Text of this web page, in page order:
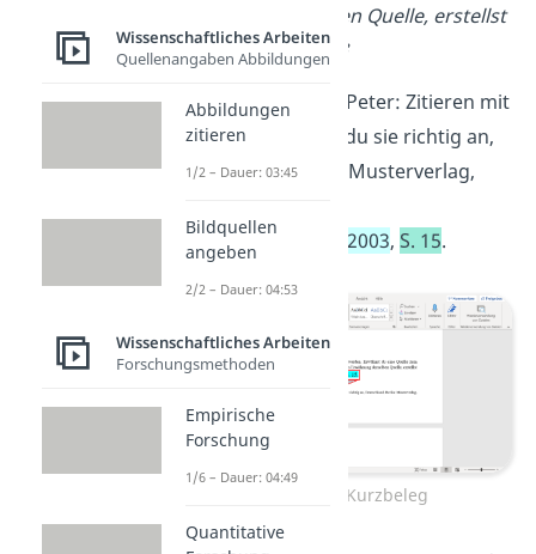
Erwähnung derselben Quelle, erstellst
du einen Kurzbeleg.²
¹ Müller, Jan/Jakobs, Peter: Zitieren mit
Fußnoten – So gibst du sie richtig an,
Deutschland, Berlin: Musterverlag,
² Vgl.Müller/Jakobs 2003, S. 15.
Fußnote mit Kurzbeleg
Wissenschaftliches Arbeiten
Quellenangaben Abbildungen
Abbildungen
zitieren
1/2 – Dauer: 03:45
Bildquellen
angeben
2/2 – Dauer: 04:53
Wissenschaftliches Arbeiten
Forschungsmethoden
Empirische
Forschung
1/6 – Dauer: 04:49
Quantitative